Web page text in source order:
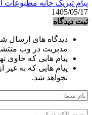
پیام تبریک خانه مطبوعات
1405/05/17
ثبت دیدگاه
دیدگاه های ارسال
مدیریت در وب
پیام هایی که حاوی
پیام هایی که به غیر
نخواهد شد.